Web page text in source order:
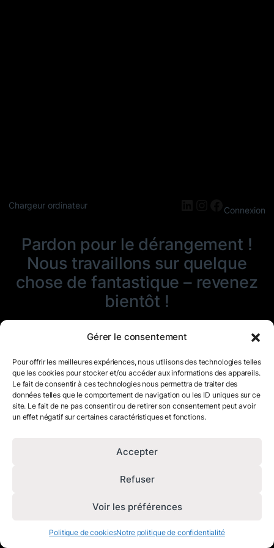
Gérer le consentement
Pour offrir les meilleures expériences, nous utilisons des technologies telles
que les cookies pour stocker et/ou accéder aux informations des appareils.
Le fait de consentir à ces technologies nous permettra de traiter des
données telles que le comportement de navigation ou les ID uniques sur ce
site. Le fait de ne pas consentir ou de retirer son consentement peut avoir
un effet négatif sur certaines caractéristiques et fonctions.
Accepter
Refuser
Voir les préférences
Politique de cookiesNotre politique de confidentialité
Chargeur ordinateur LinkedIn
Instagram
Connexion
Pardon pour le dérangement !
Nous travaillons sur quelque
chose de fantastique – revenez
bientôt !